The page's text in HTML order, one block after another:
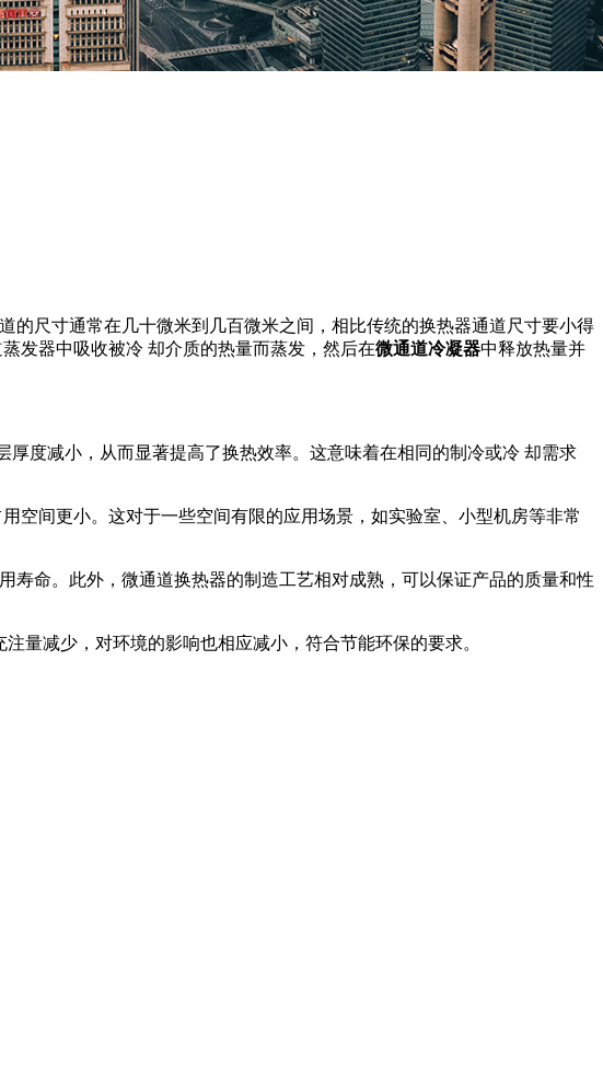
尺寸通常在几十微米到几百微米之间，相比传统的换热器通道尺寸要小得
发器中吸收被冷 却介质的热量而蒸发，然后在微通道冷凝器中释放热量并
度减小，从而显著提高了换热效率。这意味着在相同的制冷或冷 却需求
空间更小。这对于一些空间有限的应用场景，如实验室、小型机房等非常
命。此外，微通道换热器的制造工艺相对成熟，可以保证产品的质量和性
量减少，对环境的影响也相应减小，符合节能环保的要求。